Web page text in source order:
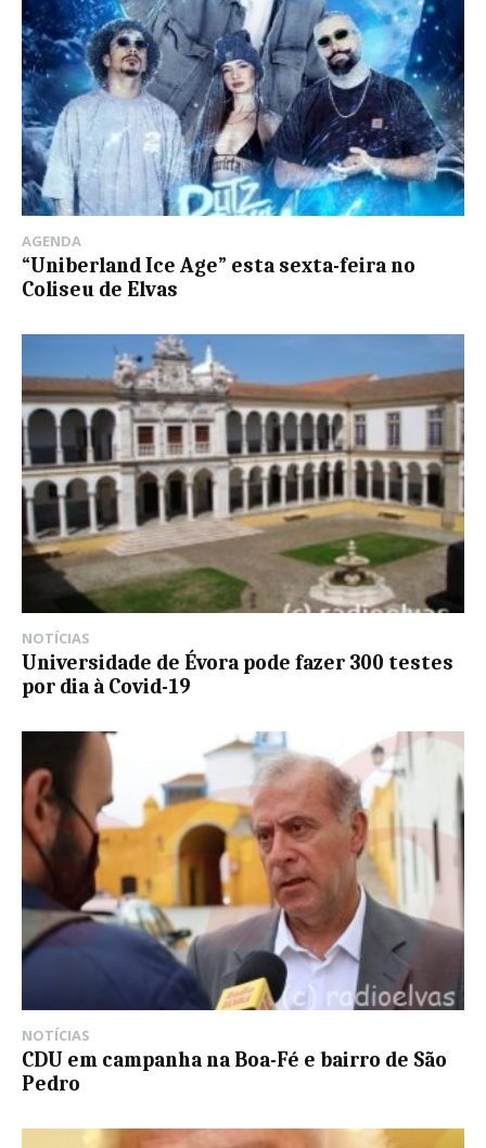
AGENDA
“Uniberland Ice Age” esta sexta-feira no
Coliseu de Elvas
NOTÍCIAS
Universidade de Évora pode fazer 300 testes
por dia à Covid-19
NOTÍCIAS
CDU em campanha na Boa-Fé e bairro de São
Pedro